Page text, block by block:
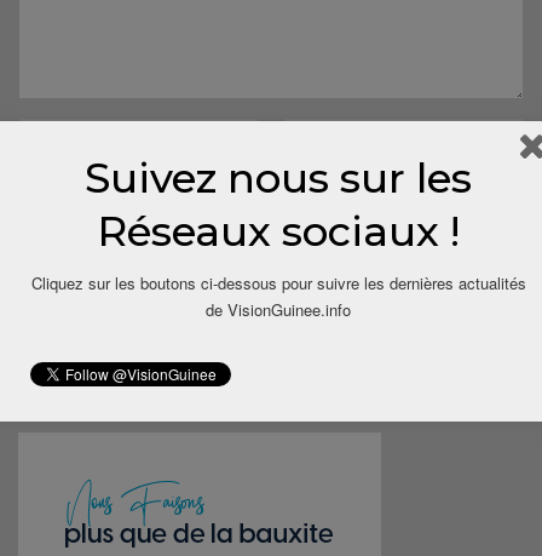
Save my name, email, and website in this browser for the next
Suivez nous sur les
Réseaux sociaux !
Cliquez sur les boutons ci-dessous pour suivre les dernières actualités
de VisionGuinee.info